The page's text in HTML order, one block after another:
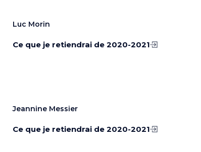
Luc Morin
Ce que je retiendrai de 2020-2021
Jeannine Messier
Ce que je retiendrai de 2020-2021